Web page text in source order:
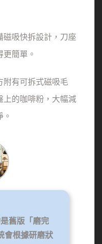
磁吸快拆設計，刀座
簡單。
附有可拆式磁吸毛
上的咖啡粉，大幅減
舊版「磨完
會根據研磨狀